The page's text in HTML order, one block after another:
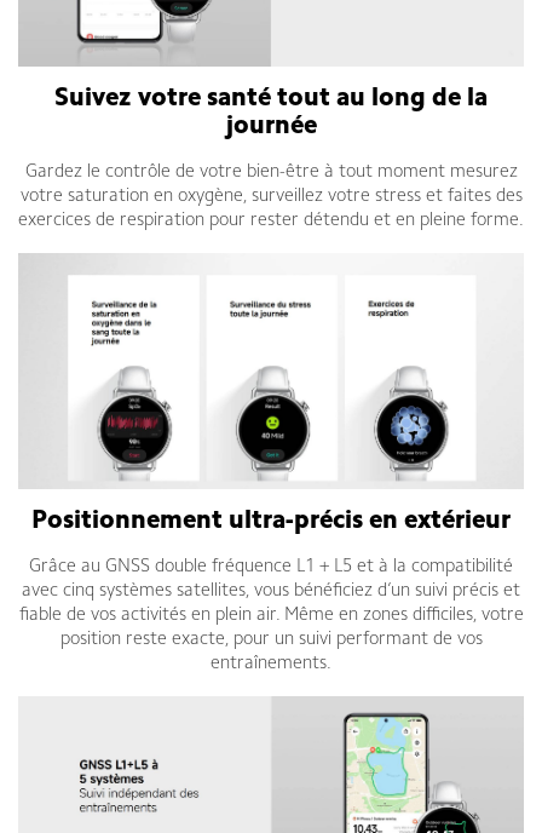
Suivez votre santé tout au long de la
journée
Gardez le contrôle de votre bien-être à tout moment mesurez
votre saturation en oxygène, surveillez votre stress et faites des
exercices de respiration pour rester détendu et en pleine forme.
Positionnement ultra-précis en extérieur
Grâce au GNSS double fréquence L1 + L5 et à la compatibilité
avec cinq systèmes satellites, vous bénéficiez d’un suivi précis et
fiable de vos activités en plein air. Même en zones difficiles, votre
position reste exacte, pour un suivi performant de vos
entraînements.